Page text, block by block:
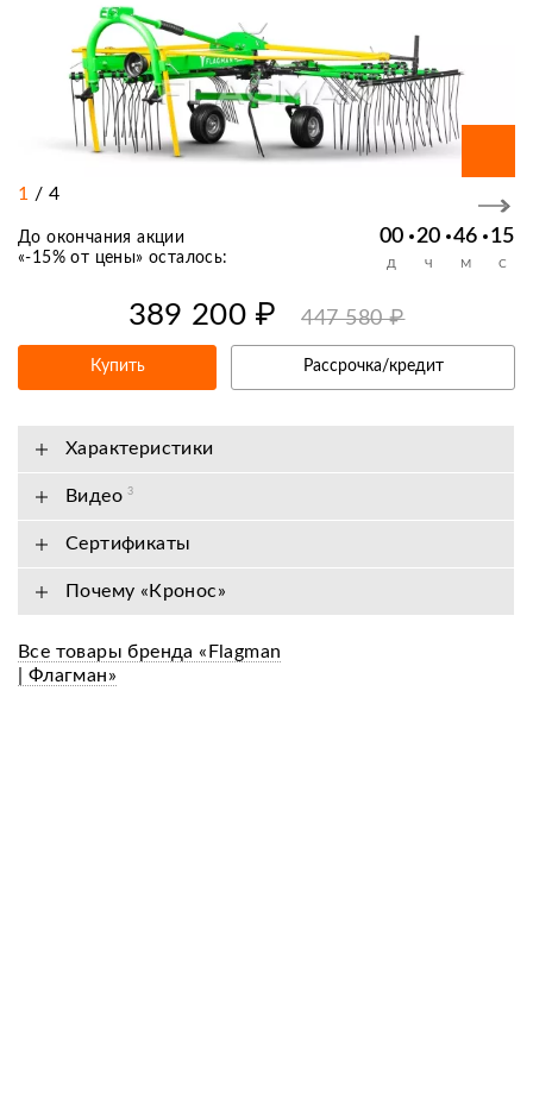
1 / 4
До окончания акции
«-15% от цены» осталось:
00 20 46 15
Д Ч М С
389 200 ₽ 447 580 ₽
Купить Рассрочка/кредит
Характеристики
Видео3
Сертификаты
Почему «Кронос»
Все товары бренда «Flagman
| Флагман»